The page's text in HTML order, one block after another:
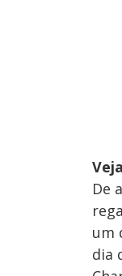
De
um
dia